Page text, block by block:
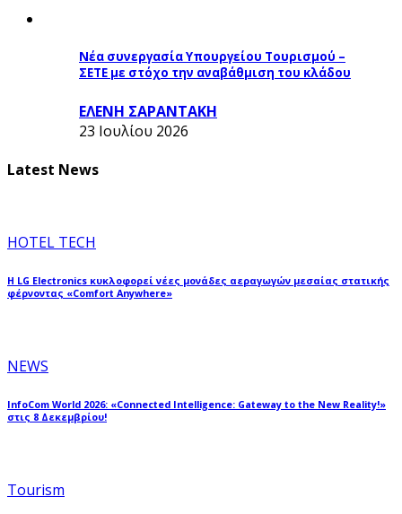
Νέα συνεργασία Υπουργείου Τουρισμού –
ΣΕΤΕ με στόχο την αναβάθμιση του κλάδου
ΕΛΕΝΗ ΣΑΡΑΝΤΑΚΗ
23 Ιουλίου 2026
Latest News
HOTEL TECH
Η LG Electronics κυκλοφορεί νέες μονάδες αεραγωγών μεσαίας στατικής
φέρνοντας «Comfort Anywhere»
NEWS
InfoCom World 2026: «Connected Intelligence: Gateway to the New Reality!»
στις 8 Δεκεμβρίου!
Tourism